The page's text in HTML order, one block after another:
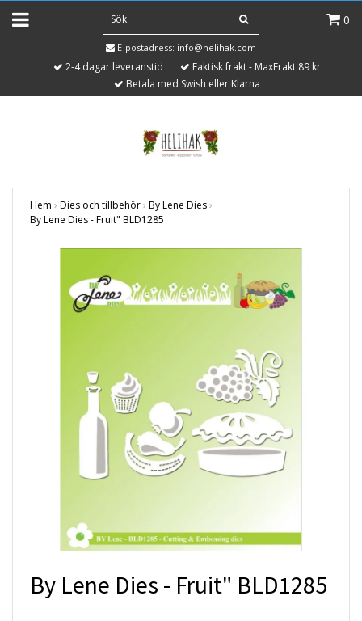
0
E-postadress: info@helihak.com
2-4 dagar leveranstid
Faktisk frakt - MaxFrakt 89 kr
Betala med Swish eller Klarna
Hem › Dies och tillbehör› By Lene Dies›
By Lene Dies - Fruit" BLD1285
By Lene Dies - Fruit" BLD1285